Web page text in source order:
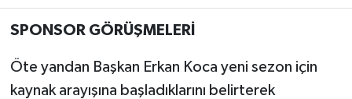
SPONSOR GÖRÜŞMELERİ
Öte yandan Başkan Erkan Koca yeni sezon için
kaynak arayışına başladıklarını belirterek